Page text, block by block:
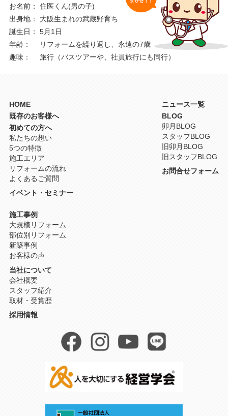
お名前
住医くん(男の子)
出身地
大阪生まれの武蔵野育ち
誕生日
5月1日
年齢
リフォームを繰り返し、永遠の7歳
趣味
旅行（バスツアーや、社員旅行にも同行）
HOME
既存のお客様へ
初めての方へ
私たちの想い
5つの特徴
施工エリア
リフォームの流れ
よくあるご質問
イベント・セミナー
施工事例
大規模リフォーム
部位別リフォーム
新築事例
お客様の声
当社について
会社概要
スタッフ紹介
取材・受賞歴
採用情報
ニュース一覧
BLOG
卯月BLOG
スタッフBLOG
旧卯月BLOG
旧スタッフBLOG
お問合せフォーム